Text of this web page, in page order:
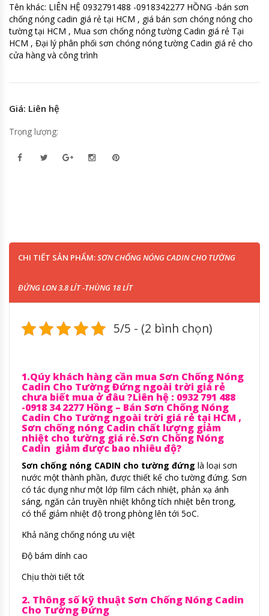
Tên khác: LIÊN HỆ 0932791488 -0918342277 HỒNG -bán sơn
chống nóng cadin giá rẻ tại HCM , giá bán sơn chóng nóng cho
tường tại HCM , Mua sơn chống nóng tường Cadin giá rẻ Tại
HCM , Đại lý phân phối sơn chóng nóng tường Cadin giá rẻ cho
cửa hàng và công trình
Giá: Liên hệ
Trọng lượng:
CHI TIẾT SẢN PHẨM:SƠN CHỐNG NÓNG CADIN CHO TƯỜNG
ĐỨNG LON 3.8 LÍT -THÙNG 18 LÍT
5/5 - (2 bình chọn)
1.Qúy khách hàng cần mua Sơn Chống Nóng
Cadin Cho Tường Đứng ngoài trời giá rẻ
chưa biết mua ở đâu ?Liên hệ : 0932 791 488
-0918 34 2277 Hồng – Bán Sơn Chống Nóng
Cadin Cho Tường ngoài trời giá rẻ tại HCM ,
Sơn chống nóng Cadin chất lượng giảm
nhiệt cho tường giá rẻ.Sơn Chống Nóng
Cadin giảm được bao nhiêu độ?
Sơn chống nóng CADIN cho tường đứng là loại sơn
nước một thành phần, được thiết kế cho tường đứng. Sơn
có tác dụng như một lớp film cách nhiệt, phản xạ ánh
sáng, ngăn cản truyền nhiệt không tích nhiệt bên trong,
có thể giảm nhiệt độ trong phòng lên tới 5oC.
Khả năng chống nóng ưu việt
Độ bám dính cao
Chịu thời tiết tốt
2. Thông số kỹ thuật Sơn Chống Nóng Cadin
Cho Tường Đứng